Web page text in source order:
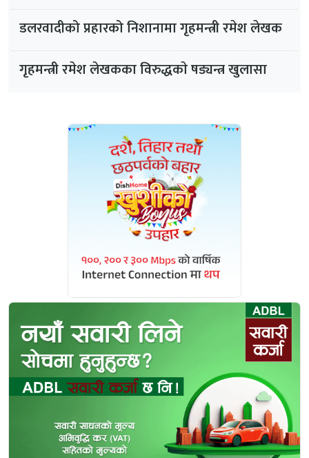
डलरवादीको प्रहारको निशानामा गृहमन्त्री रमेश लेखक
गृहमन्त्री रमेश लेखकका विरुद्धकाे षड्यन्त्र खुलासा